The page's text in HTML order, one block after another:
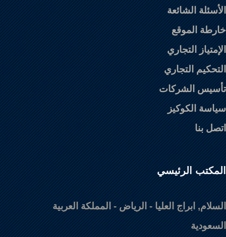
الأسئلة الشائعة
خارطة الموقع
الإمتياز التجاري
التحكيم التجاري
تأسيس الشركات
سياسة الكوكيز
اتصل بنا
المكتب الرئيسي
السلام, ابراج العليا - الرياض - المملكة العربية
السعودية